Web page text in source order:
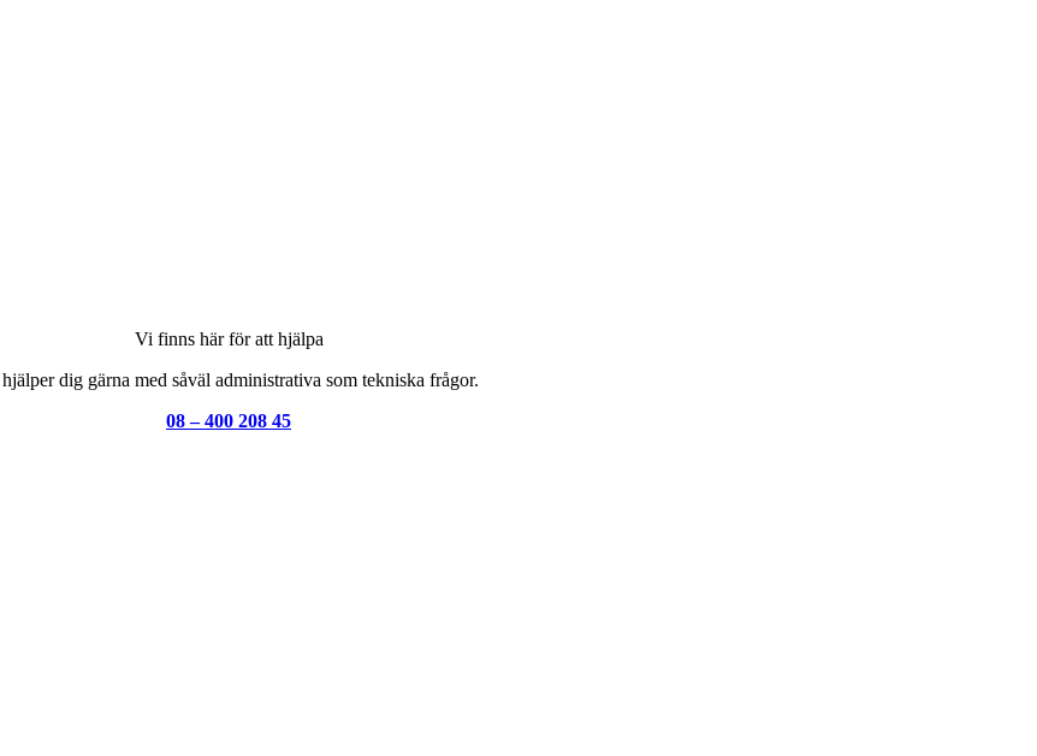
Vi finns här för att hjälpa
dig gärna med såväl administrativa som tekniska frågor.
08 – 400 208 45